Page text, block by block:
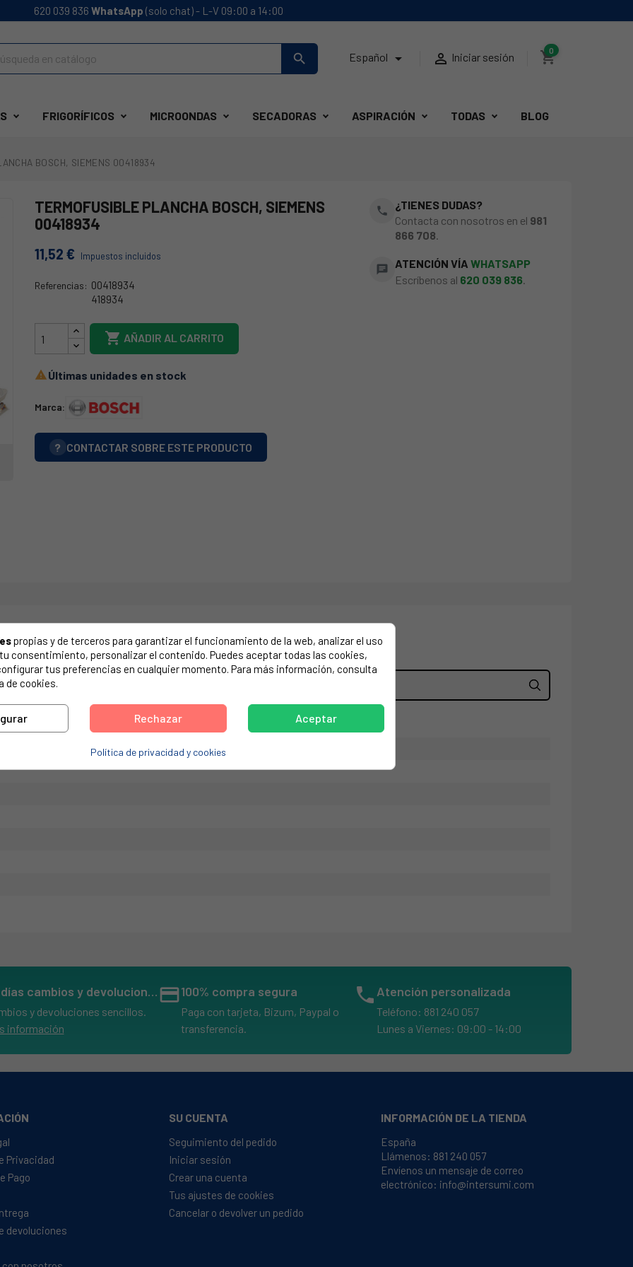
620 039 836 WhatsApp (solo chat) - L-V 09:00 a 14:00
search Español   Iniciar sesión shopping_cart
0
FRIGORÍFICOS MICROONDAS SECADORAS ASPIRACIÓN TODAS BLOG
BOSCH, SIEMENS 00418934
TERMOFUSIBLE PLANCHA BOSCH, SIEMENS
00418934
11,52 € Impuestos incluidos
Referencias: 00418934
418934
 AÑADIR AL CARRITO
 Últimas unidades en stock
Marca:
? CONTACTAR SOBRE ESTE PRODUCTO
phone
¿TIENES DUDAS?
Contacta con nosotros en el 981
866 708.
chat ATENCIÓN VÍAWHATSAPP
Escríbenos al 620 039 836
tu electrodoméstico. Suele estar formado por números y letras.
14 días cambios y devoluciones
y devoluciones sencillos.
información
credit_card100% compra segura
Paga con tarjeta, Bizum, Paypal o
transferencia.
phone Atención personalizada
Teléfono: 881 240 057
Lunes a Viernes: 09:00 - 14:00
Privacidad
Pago
devoluciones
SU CUENTA
Seguimiento del pedido
Iniciar sesión
Crear una cuenta
Tus ajustes de cookies
Cancelar o devolver un pedido
INFORMACIÓN DE LA TIENDA
España
Llámenos: 881 240 057
Envíenos un mensaje de correo
electrónico: info@intersumi.com
propias y de terceros para garantizar el funcionamiento de la web, analizar el uso
consentimiento, personalizar el contenido. Puedes aceptar todas las cookies,
tus preferencias en cualquier momento. Para más información, consulta
de cookies.
Rechazar Aceptar
Política de privacidad y cookies